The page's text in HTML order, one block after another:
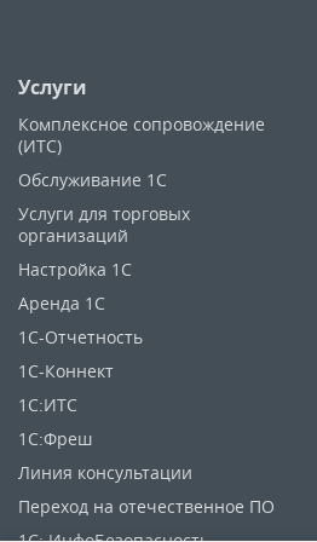
Услуги
Комплексное сопровождение
(ИТС)
Обслуживание 1С
Услуги для торговых
организаций
Настройка 1С
Аренда 1С
1C-Отчетность
1С-Коннект
1С:ИТС
1С:Фреш
Линия консультации
Переход на отечественное ПО